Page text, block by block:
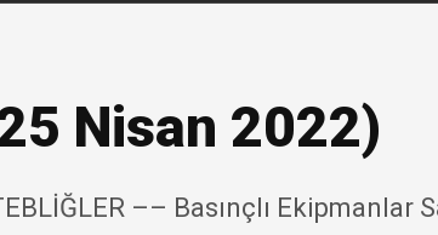
Nisan 2022)
–– Basınçlı Ekipmanlar